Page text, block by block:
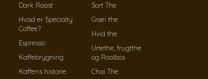
Dark Roast
Hvad er Specialty
Coffee?
Espresso
Kaffebrygning
Kaffens historie
Sort The
Grøn the
Hvid the
Urtethe, frugtthe
og Rooibos
Chai The